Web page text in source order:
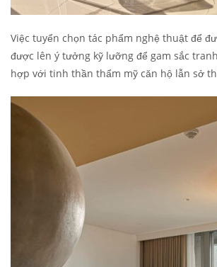
Việc tuyển chọn tác phẩm nghệ thuật để
được lên ý tưởng kỹ lưỡng để gam sắc
hợp với tinh thần thẩm mỹ căn hộ lẫn sở